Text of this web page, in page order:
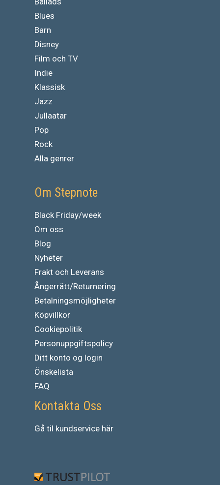
Blues
Barn
Disney
Film och TV
Indie
Klassisk
Jazz
Jullaatar
Pop
Rock
Alla genrer
Om Stepnote
Black Friday/week
Om oss
Blog
Nyheter
Frakt och Leverans
Ångerrätt/Returnering
Betalningsmöjligheter
Köpvillkor
Cookiepolitik
Personuppgiftspolicy
Ditt konto og login
Önskelista
FAQ
Kontakta Oss
Gå til kundservice här